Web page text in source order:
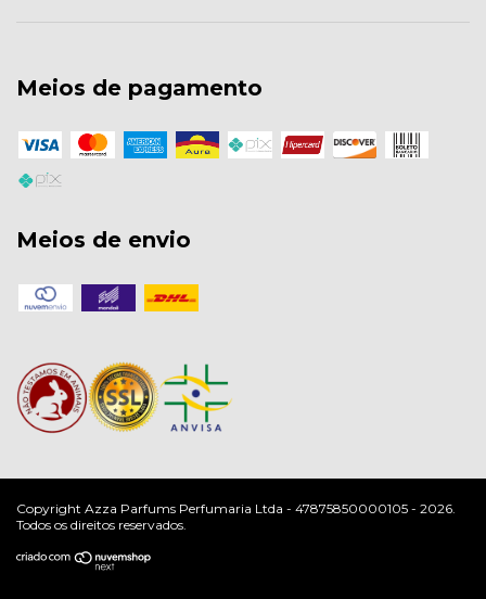
Meios de pagamento
Meios de envio
Copyright Azza Parfums Perfumaria Ltda - 47875850000105 - 2026.
Todos os direitos reservados.